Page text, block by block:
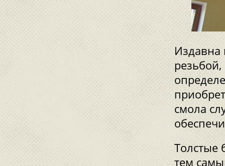
Издавна
смола
Толстые
тем